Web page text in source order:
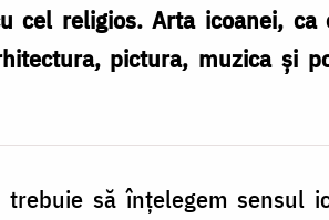
cel religios. Arta icoanei,
pictura, muzica și
trebuie să înțelegem sensul